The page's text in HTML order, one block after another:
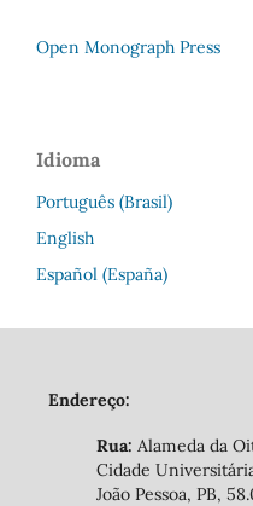
Open Monograph Press
Idioma
Português (Brasil)
English
Español (España)
Endereço:
Rua: Alameda da
Cidade
João Pessoa, PB,